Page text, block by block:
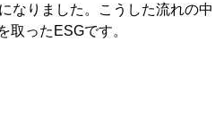
なりました。こうした流れの中
ったESGです。